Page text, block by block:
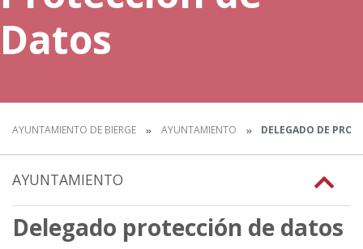
Datos
AYUNTAMIENTO DE BIERGE AYUNTAMIENTO DELEGADO DE
AYUNTAMIENTO
Delegado protección de datos